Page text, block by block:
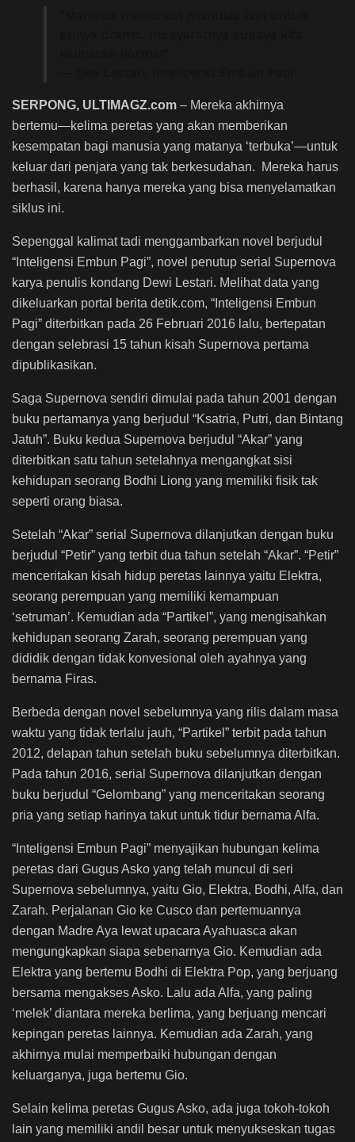
SERPONG, ULTIMAGZ.com – Mereka akhirnya
bertemu―kelima peretas yang akan memberikan
kesempatan bagi manusia yang matanya ‘terbuka’―untuk
keluar dari penjara yang tak berkesudahan. Mereka harus
berhasil, karena hanya mereka yang bisa menyelamatkan
siklus ini.
Sepenggal kalimat tadi menggambarkan novel berjudul
“Inteligensi Embun Pagi”, novel penutup serial Supernova
karya penulis kondang Dewi Lestari. Melihat data yang
dikeluarkan portal berita detik.com, “Inteligensi Embun
Pagi” diterbitkan pada 26 Februari 2016 lalu, bertepatan
dengan selebrasi 15 tahun kisah Supernova pertama
dipublikasikan.
Saga Supernova sendiri dimulai pada tahun 2001 dengan
buku pertamanya yang berjudul “Ksatria, Putri, dan Bintang
Jatuh”. Buku kedua Supernova berjudul “Akar” yang
diterbitkan satu tahun setelahnya mengangkat sisi
kehidupan seorang Bodhi Liong yang memiliki fisik tak
seperti orang biasa.
Setelah “Akar” serial Supernova dilanjutkan dengan buku
berjudul “Petir” yang terbit dua tahun setelah “Akar”. “Petir”
menceritakan kisah hidup peretas lainnya yaitu Elektra,
seorang perempuan yang memiliki kemampuan
‘setruman’. Kemudian ada “Partikel”, yang mengisahkan
kehidupan seorang Zarah, seorang perempuan yang
dididik dengan tidak konvesional oleh ayahnya yang
bernama Firas.
Berbeda dengan novel sebelumnya yang rilis dalam masa
waktu yang tidak terlalu jauh, “Partikel” terbit pada tahun
2012, delapan tahun setelah buku sebelumnya diterbitkan.
Pada tahun 2016, serial Supernova dilanjutkan dengan
buku berjudul “Gelombang” yang menceritakan seorang
pria yang setiap harinya takut untuk tidur bernama Alfa.
“Inteligensi Embun Pagi” menyajikan hubungan kelima
peretas dari Gugus Asko yang telah muncul di seri
Supernova sebelumnya, yaitu Gio, Elektra, Bodhi, Alfa, dan
Zarah. Perjalanan Gio ke Cusco dan pertemuannya
dengan Madre Aya lewat upacara Ayahuasca akan
mengungkapkan siapa sebenarnya Gio. Kemudian ada
Elektra yang bertemu Bodhi di Elektra Pop, yang berjuang
bersama mengakses Asko. Lalu ada Alfa, yang paling
‘melek’ diantara mereka berlima, yang berjuang mencari
kepingan peretas lainnya. Kemudian ada Zarah, yang
akhirnya mulai memperbaiki hubungan dengan
keluarganya, juga bertemu Gio.
Selain kelima peretas Gugus Asko, ada juga tokoh-tokoh
lain yang memiliki andil besar untuk menyukseskan tugas